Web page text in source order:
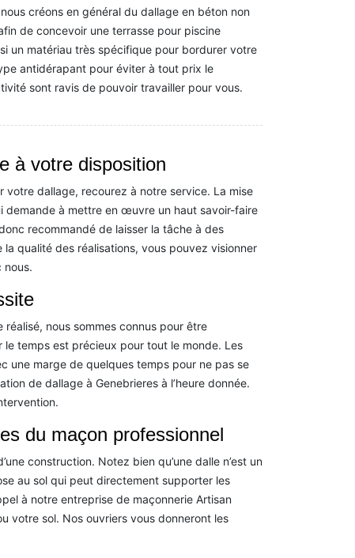
créons en général du dallage en béton non
de concevoir une terrasse pour piscine
un matériau très spécifique pour bordurer votre
antidérapant pour éviter à tout prix le
sont ravis de pouvoir travailler pour vous.
à votre disposition
dallage, recourez à notre service. La mise
demande à mettre en œuvre un haut savoir-faire
recommandé de laisser la tâche à des
qualité des réalisations, vous pouvez visionner
nous.
nous sommes connus pour être
temps est précieux pour tout le monde. Les
une marge de quelques temps pour ne pas se
de dallage à Genebrieres à l’heure donnée.
du maçon professionnel
construction. Notez bien qu’une dalle n’est un
au sol qui peut directement supporter les
à notre entreprise de maçonnerie Artisan
votre sol. Nos ouvriers vous donneront les